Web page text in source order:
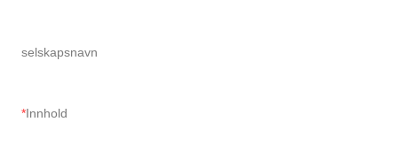
selskapsnavn
Innhold